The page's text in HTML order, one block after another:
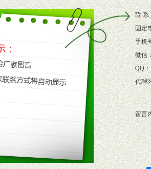
场需要，派驻区
利销售。
场情况公司给予
制度
期市场操作一定
联 系
固定
手机
微信
QQ：
代理
留言